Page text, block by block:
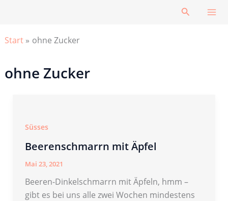
Suchen
Start ohne Zucker
ohne Zucker
Süsses
Beerenschmarrn mit Äpfel
Mai 23, 2021
Beeren-Dinkelschmarrn mit Äpfeln, hmm –
gibt es bei uns alle zwei Wochen mindestens